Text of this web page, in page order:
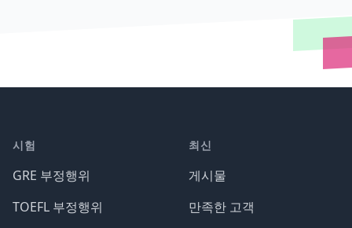
시험
GRE 부정행위
TOEFL 부정행위
최신
게시물
만족한 고객